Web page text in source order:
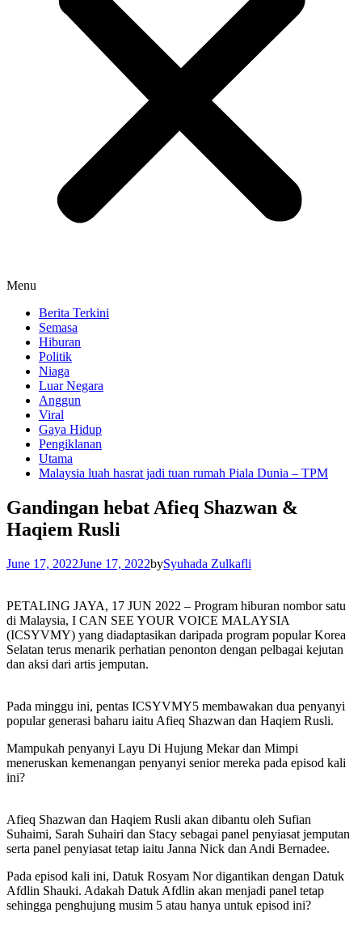
Menu
Berita Terkini
Semasa
Hiburan
Politik
Niaga
Luar Negara
Anggun
Viral
Gaya Hidup
Pengiklanan
Utama
Malaysia luah hasrat jadi tuan rumah Piala Dunia – TPM
Gandingan hebat Afieq Shazwan &
Haqiem Rusli
June 17, 2022June 17, 2022bySyuhada Zulkafli
PETALING JAYA, 17 JUN 2022 – Program hiburan nombor satu
di Malaysia, I CAN SEE YOUR VOICE MALAYSIA
(ICSYVMY) yang diadaptasikan daripada program popular Korea
Selatan terus menarik perhatian penonton dengan pelbagai kejutan
dan aksi dari artis jemputan.
Pada minggu ini, pentas ICSYVMY5 membawakan dua penyanyi
popular generasi baharu iaitu Afieq Shazwan dan Haqiem Rusli.
Mampukah penyanyi Layu Di Hujung Mekar dan Mimpi
meneruskan kemenangan penyanyi senior mereka pada episod kali
ini?
Afieq Shazwan dan Haqiem Rusli akan dibantu oleh Sufian
Suhaimi, Sarah Suhairi dan Stacy sebagai panel penyiasat jemputan
serta panel penyiasat tetap iaitu Janna Nick dan Andi Bernadee.
Pada episod kali ini, Datuk Rosyam Nor digantikan dengan Datuk
Afdlin Shauki. Adakah Datuk Afdlin akan menjadi panel tetap
sehingga penghujung musim 5 atau hanya untuk episod ini?